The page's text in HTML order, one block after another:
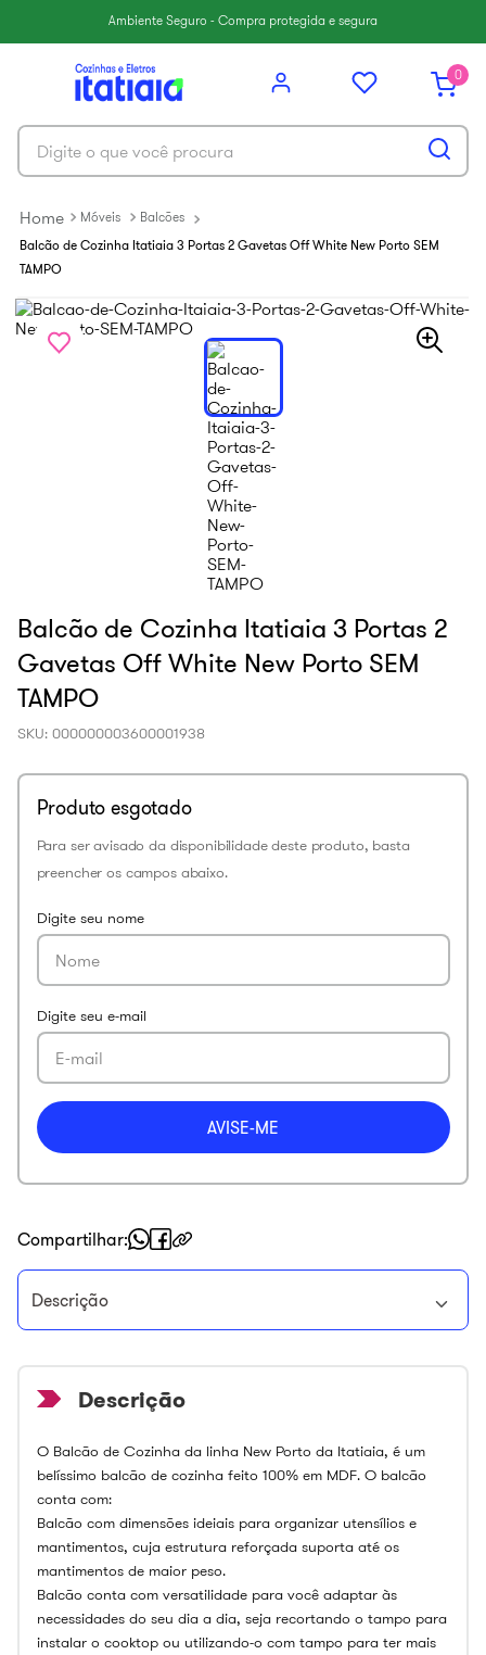
Ambiente Seguro - Compra protegida e segura
0
Digite o que você procura
Móveis
Balcões
Balcão de Cozinha Itatiaia 3 Portas 2 Gavetas Off White New Porto SEM
TAMPO
Balcão de Cozinha Itatiaia 3 Portas 2
Gavetas Off White New Porto SEM
TAMPO
SKU: 000000003600001938
Compartilhar
Descrição
O Balcão de Cozinha da linha New Porto da Itatiaia, é um
belíssimo balcão de cozinha feito 100% em MDF. O balcão
conta com:
Balcão com dimensões ideiais para organizar utensílios e
mantimentos, cuja estrutura reforçada suporta até os
mantimentos de maior peso.
Balcão conta com versatilidade para você adaptar às
necessidades do seu dia a dia, seja recortando o tampo para
instalar o cooktop ou utilizando-o com tampo para ter mais
balcão itatiaia
new premium
9º
armário cozinha
renova